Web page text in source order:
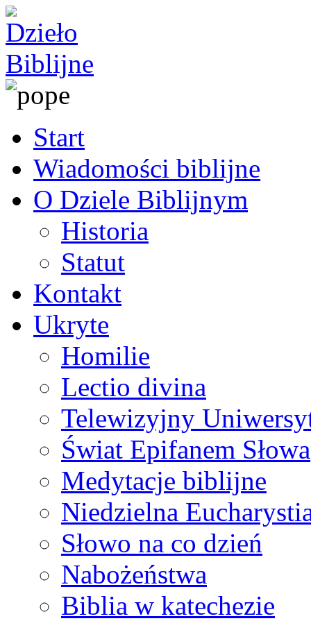
Start
Wiadomości biblijne
O Dziele Biblijnym
Historia
Statut
Kontakt
Ukryte
Homilie
Lectio divina
Telewizyjny
Świat Epifanem Słowa
Medytacje biblijne
Niedzielna
Słowo na co dzień
Nabożeństwa
Biblia w katechezie